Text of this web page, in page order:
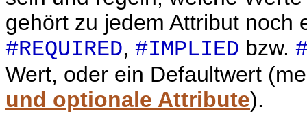
gehört zu jedem Attribut noch
#REQUIRED, #IMPLIED bzw.
Wert, oder ein Defaultwert
und optionale Attribute).